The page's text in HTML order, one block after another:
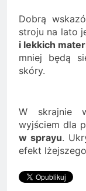
Dobrą
stroju na lato
i lekkich
mniej będą
skóry.
W skrajnie
wyjściem dla
w sprayu.
efekt